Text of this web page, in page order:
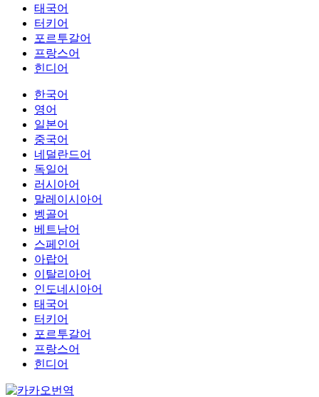
태국어
터키어
포르투갈어
프랑스어
힌디어
한국어
영어
일본어
중국어
네덜란드어
독일어
러시아어
말레이시아어
벵골어
베트남어
스페인어
아랍어
이탈리아어
인도네시아어
태국어
터키어
포르투갈어
프랑스어
힌디어